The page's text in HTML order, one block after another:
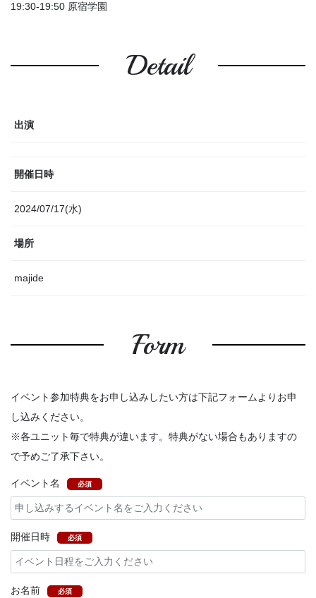
19:30-19:50 原宿学園
Detail
出演
開催日時
2024/07/17(水)
場所
majide
Form
イベント参加特典をお申し込みしたい方は下記フォームよりお申
し込みください。
※各ユニット毎で特典が違います。特典がない場合もありますの
で予めご了承下さい。
イベント名 必須
開催日時 必須
お名前 必須